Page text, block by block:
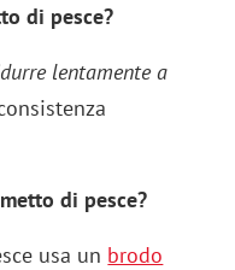
di pesce?
lentamente a
di pesce?
usa un brodo